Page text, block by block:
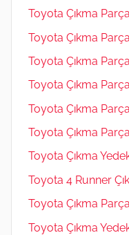
Toyota Çıkma
Toyota Çıkma
Toyota Çıkma
Toyota Çıkma
Toyota Çıkma
Toyota Çıkma
Toyota Çıkma
Toyota 4 Runner
Toyota Çıkma Parça
Toyota Çıkma